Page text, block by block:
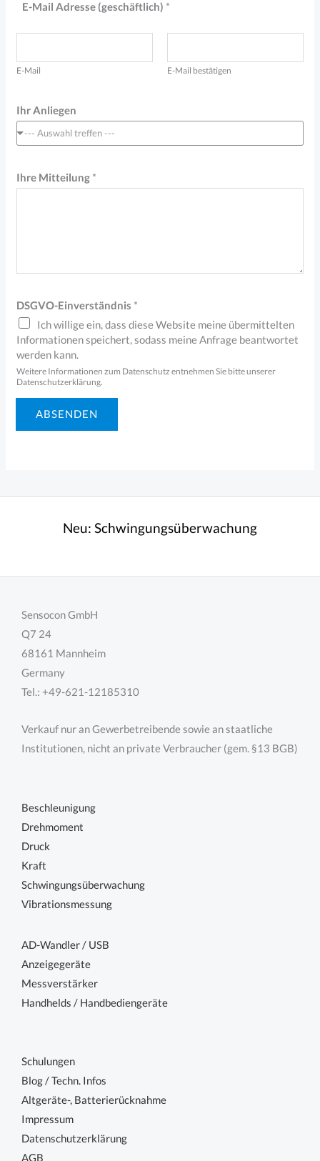
E-Mail Adresse (geschäftlich) *
E-Mail E-Mail bestätigen
Ihr Anliegen
--- Auswahl treffen ---
h
h
*
Ihre Mitteilung *
DSGVO-Einverständnis *
Ich willige ein, dass diese Website meine übermittelten
Informationen speichert, sodass meine Anfrage beantwortet
werden kann.
Weitere Informationen zum Datenschutz entnehmen Sie bitte unserer
Datenschutzerklärung.
ABSENDEN
Neu: Schwingungsüberwachung
Sensocon GmbH
Q7 24
68161 Mannheim
Germany
Tel.: +49-621-12185310
Verkauf nur an Gewerbetreibende sowie an staatliche
Institutionen, nicht an private Verbraucher (gem. §13 BGB)
Beschleunigung
Drehmoment
Druck
Kraft
Schwingungsüberwachung
Vibrationsmessung
AD-Wandler / USB
Anzeigegeräte
Messverstärker
Handhelds / Handbediengeräte
Schulungen
Blog / Techn. Infos
Altgeräte-, Batterierücknahme
Impressum
Datenschutzerklärung
AGB